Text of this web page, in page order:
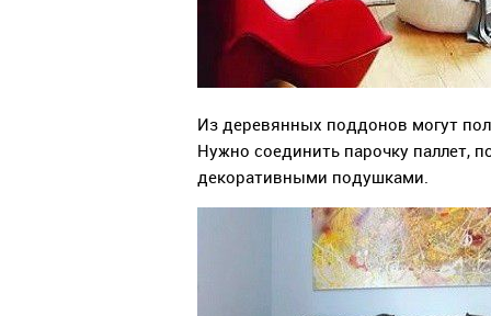
Из деревянных поддонов могут
Нужно соединить парочку паллет,
декоративными подушками.